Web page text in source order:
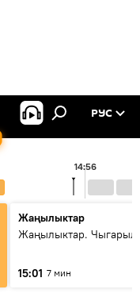
РУС
14:56
Жаңылыктар
Жаңылыктар.
15:01 7 мин